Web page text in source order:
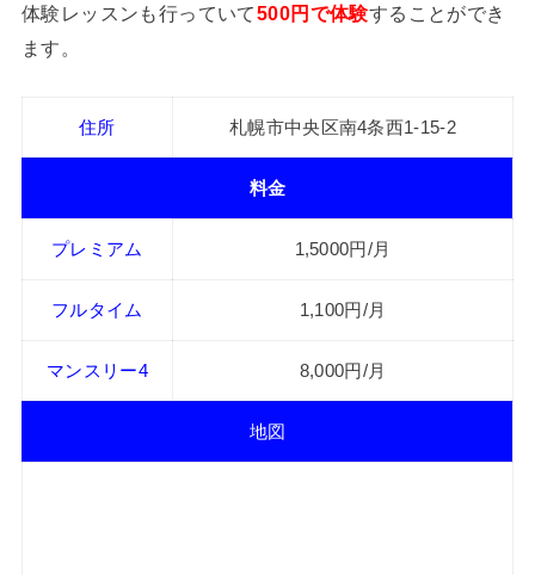
体験レッスンも行っていて500円で体験することができ
ます。
住所 札幌市中央区南4条西1-15-2
料金
プレミアム 1,5000円/月
フルタイム 1,100円/月
マンスリー4 8,000円/月
地図